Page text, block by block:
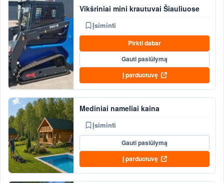
Vikšriniai mini krautuvai Šiauliuose
Įsiminti
Pirkti dabar
Gauti pasiūlymą
Į parduotuvę
Mediniai nameliai kaina
Įsiminti
Gauti pasiūlymą
Į parduotuvę